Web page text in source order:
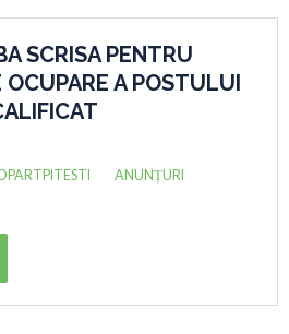
SCRISA PENTRU
A POSTULUI
ANUNȚURI